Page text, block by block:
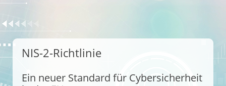
NIS-2-Richtlinie
Ein neuer Standard für Cybersicherheit